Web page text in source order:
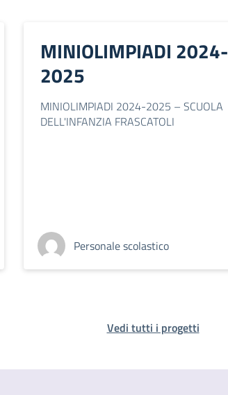
MINIOLIMPIADI 2024-
2025
MINIOLIMPIADI 2024-2025 – SCUOLA
DELL'INFANZIA FRASCATOLI
Personale scolastico
Vedi tutti i progetti